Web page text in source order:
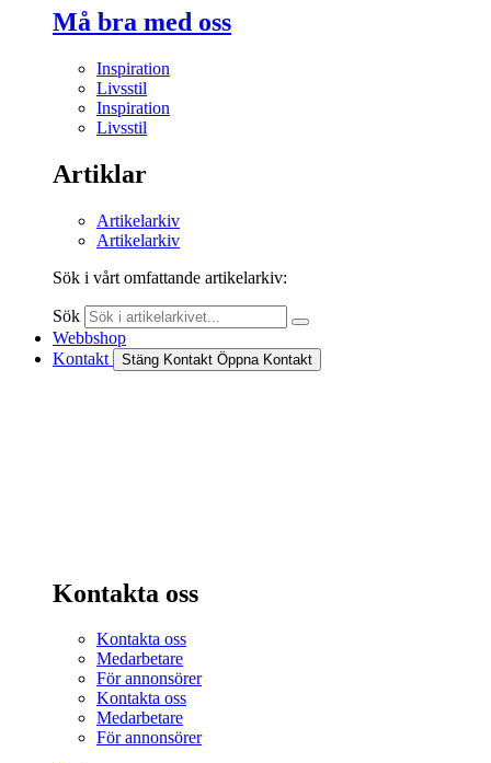
Må bra med oss
Inspiration
Livsstil
Inspiration
Livsstil
Artiklar
Artikelarkiv
Artikelarkiv
Sök i vårt omfattande artikelarkiv:
Sök
Webbshop
Kontakt
Stäng Kontakt Öppna Kontakt
Kontakta oss
Kontakta oss
Medarbetare
För annonsörer
Kontakta oss
Medarbetare
För annonsörer